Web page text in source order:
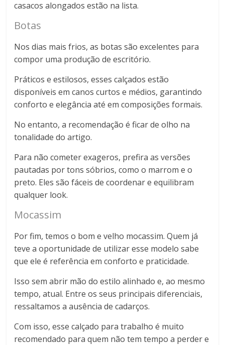
casacos alongados estão na lista.
Botas
Nos dias mais frios, as botas são excelentes para
compor uma produção de escritório.
Práticos e estilosos, esses calçados estão
disponíveis em canos curtos e médios, garantindo
conforto e elegância até em composições formais.
No entanto, a recomendação é ficar de olho na
tonalidade do artigo.
Para não cometer exageros, prefira as versões
pautadas por tons sóbrios, como o marrom e o
preto. Eles são fáceis de coordenar e equilibram
qualquer look.
Mocassim
Por fim, temos o bom e velho mocassim. Quem já
teve a oportunidade de utilizar esse modelo sabe
que ele é referência em conforto e praticidade.
Isso sem abrir mão do estilo alinhado e, ao mesmo
tempo, atual. Entre os seus principais diferenciais,
ressaltamos a ausência de cadarços.
Com isso, esse calçado para trabalho é muito
recomendado para quem não tem tempo a perder e